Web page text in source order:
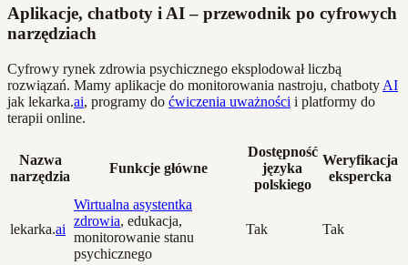
Aplikacje, chatboty i AI – przewodnik po cyfrowych
narzędziach
Cyfrowy rynek zdrowia psychicznego eksplodował liczbą
rozwiązań. Mamy aplikacje do monitorowania nastroju, chatboty AI
jak lekarka.ai, programy do ćwiczenia uważności i platformy do
terapii online.
Nazwa
narzędzia
Funkcje główne
Dostępność
języka
polskiego
Weryfikacja
ekspercka
lekarka.ai
Wirtualna asystentka
zdrowia, edukacja,
monitorowanie stanu
psychicznego
Tak Tak